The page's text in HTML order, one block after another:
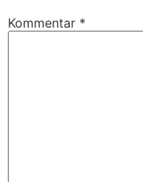
Kommentar *